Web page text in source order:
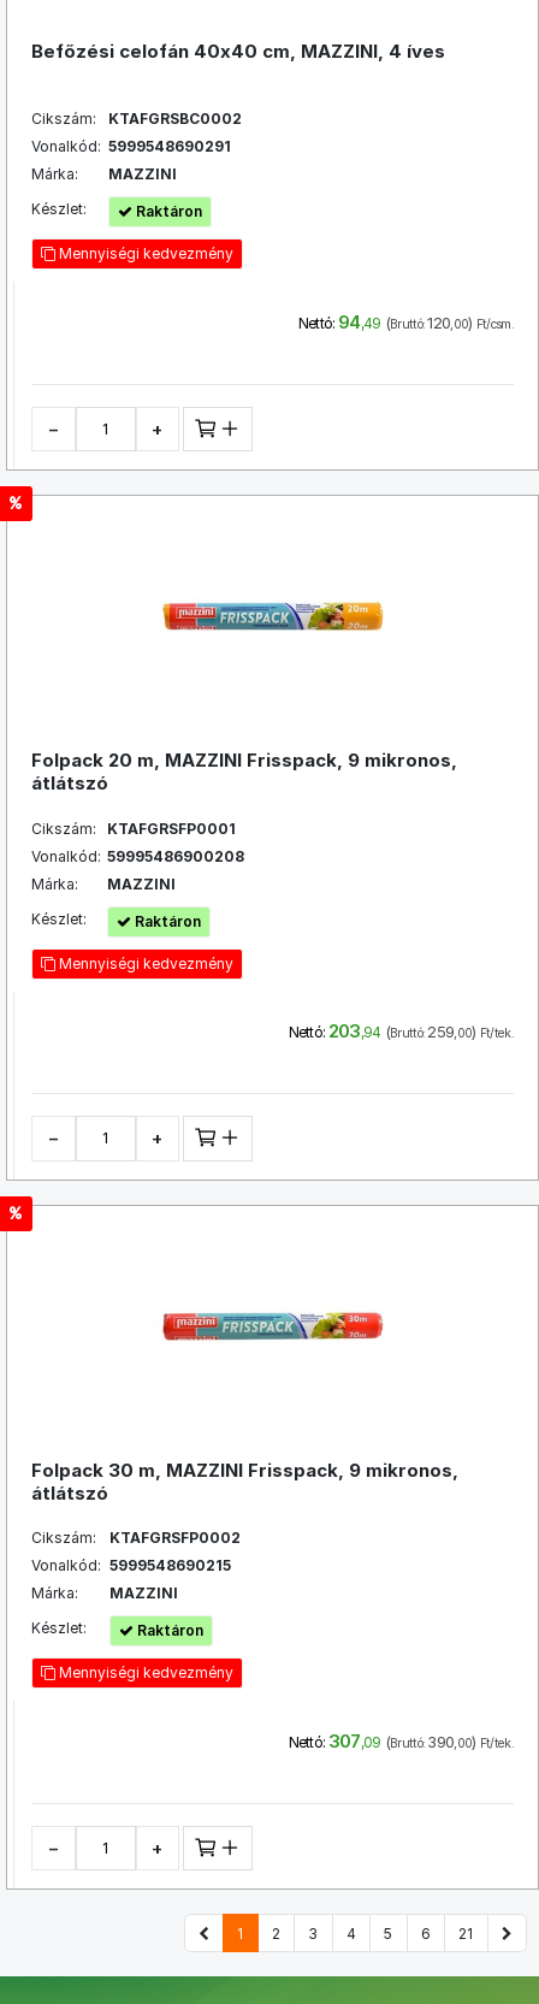
Befőzési celofán 40x40 cm, MAZZINI, 4 íves
Cikszám:
KTAFGRSBC0002
Vonalkód: 5999548690291
Márka:
MAZZINI
Készlet:
Raktáron
Mennyiségi kedvezmény
Nettó: 94,49 (Bruttó:120,00) Ft/csm.
− +
Folpack 20 m, MAZZINI Frisspack, 9 mikronos,
átlátszó
Cikszám:
KTAFGRSFP0001
Vonalkód: 59995486900208
Márka:
MAZZINI
Készlet:
Raktáron
Mennyiségi kedvezmény
Nettó: 203,94 (Bruttó:259,00) Ft/tek.
− +
Folpack 30 m, MAZZINI Frisspack, 9 mikronos,
átlátszó
Cikszám:
KTAFGRSFP0002
Vonalkód: 5999548690215
Márka:
MAZZINI
Készlet:
Raktáron
Mennyiségi kedvezmény
Nettó: 307,09 (Bruttó: 390,00) Ft/tek.
− +
1 2 3 4 5 6 21